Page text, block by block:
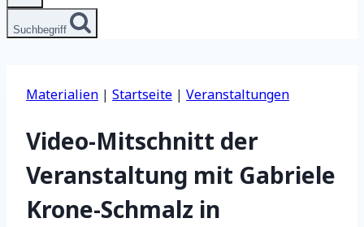
Suchbegriff
Materialien | Startseite | Veranstaltungen
Video-Mitschnitt der
Veranstaltung mit Gabriele
Krone-Schmalz in